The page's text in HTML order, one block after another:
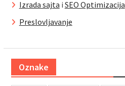
Izrada sajta i SEO Optimizacija
Preslovljavanje
Oznake